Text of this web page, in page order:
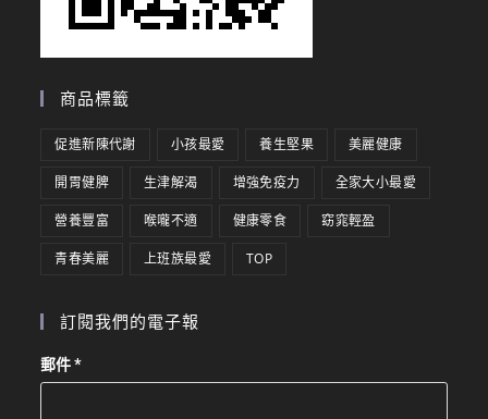
商品標籤
促進新陳代謝 小孩最愛 養生堅果 美麗健康
開胃健脾 生津解渴 增強免疫力 全家大小最愛
營養豐富 喉嚨不適 健康零食 窈窕輕盈
青春美麗 上班族最愛 TOP
訂閱我們的電子報
郵件*